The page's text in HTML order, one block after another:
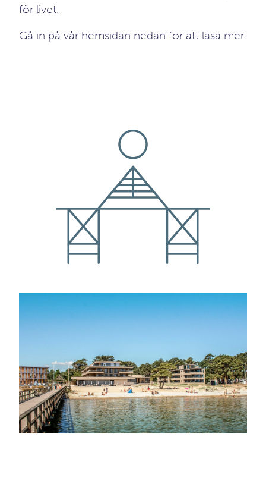
för livet.
Gå in på vår hemsidan nedan för att läsa mer.